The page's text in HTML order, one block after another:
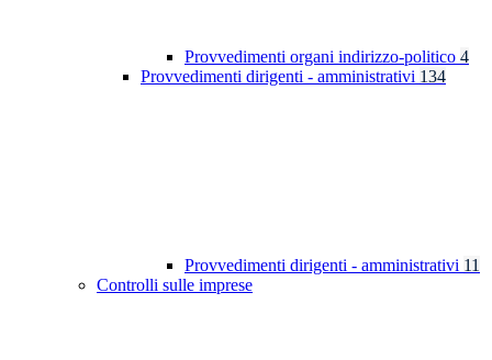
Provvedimenti organi indirizzo-politico 4
Provvedimenti dirigenti - amministrativi 134
Provvedimenti dirigenti - amministrativi 11
Controlli sulle imprese